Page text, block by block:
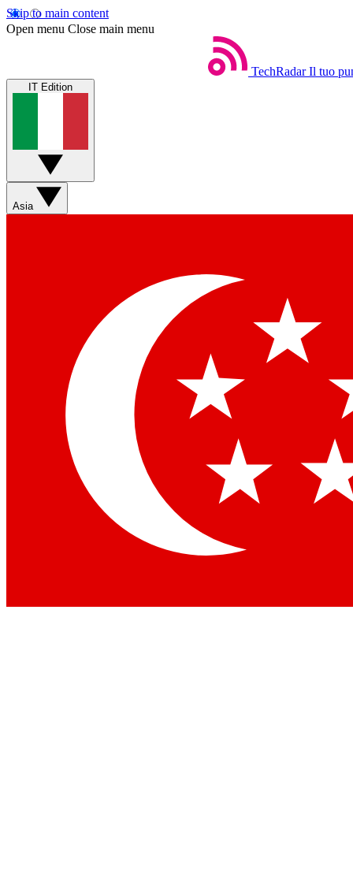
Skip to main content
Open menu Close main menu
TechRadar Il tuo
IT Edition
Asia